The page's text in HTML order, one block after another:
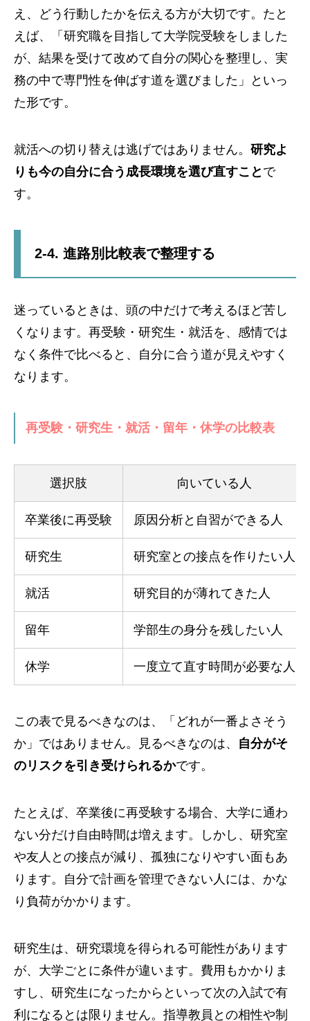
え、どう行動したかを伝える方が大切です。たと
えば、「研究職を目指して大学院受験をしました
が、結果を受けて改めて自分の関心を整理し、実
務の中で専門性を伸ばす道を選びました」といっ
た形です。
就活への切り替えは逃げではありません。 研究よ
りも今の自分に合う成長環境を選び直すこと で
す。
2-4. 進路別比較表で整理する
迷っているときは、頭の中だけで考えるほど苦し
くなります。再受験・研究生・就活を、感情では
なく条件で比べると、自分に合う道が見えやすく
なります。
再受験・研究生・就活・留年・休学の比較表
選択肢 向いている人
卒業後に再受験 原因分析と自習ができる人
研究生 研究室との接点を作りたい人
就活 研究目的が薄れてきた人
留年 学部生の身分を残したい人
休学 一度立て直す時間が必要な人
この表で見るべきなのは、「どれが一番よさそう
か」ではありません。見るべきなのは、 自分がそ
のリスクを引き受けられるかです。
たとえば、卒業後に再受験する場合、大学に通わ
ない分だけ自由時間は増えます。しかし、研究室
や友人との接点が減り、孤独になりやすい面もあ
ります。自分で計画を管理できない人には、かな
り負荷がかかります。
研究生は、研究環境を得られる可能性があります
が、大学ごとに条件が違います。費用もかかりま
すし、研究生になったからといって次の入試で有
利になるとは限りません。指導教員との相性や制